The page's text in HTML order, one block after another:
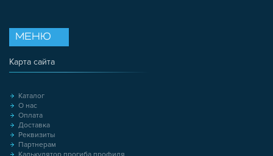
МЕНЮ
Карта сайта
Каталог
О нас
Оплата
Доставка
Реквизиты
Партнерам